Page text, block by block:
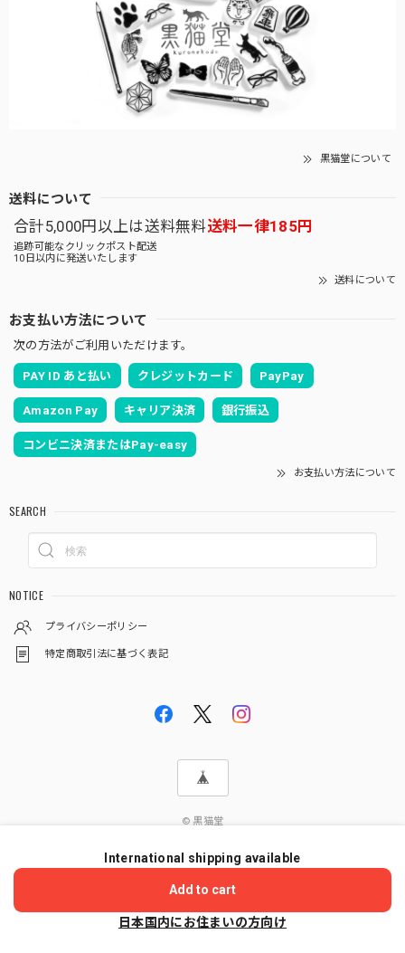
黒猫堂について
送料について
合計5,000円以上は送料無料送料一律185円
追跡可能なクリックポスト配送
10日以内に発送いたします
送料について
お支払い方法について
次の方法がご利用いただけます。
PAY ID あと払い クレジットカード PayPay
Amazon Pay キャリア決済 銀行振込
コンビニ決済またはPay-easy
お支払い方法について
SEARCH
NOTICE
プライバシーポリシー
特定商取引法に基づく表記
© 黒猫堂
International shipping available
Add to cart
日本国内にお住まいの方向け
ショップに質問する